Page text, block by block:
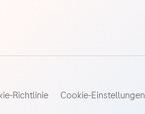
Richtlinie Cookie-Einstellungen